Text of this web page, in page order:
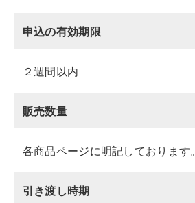
申込の有効期限
２週間以内
販売数量
各商品ページに明記しております。
引き渡し時期